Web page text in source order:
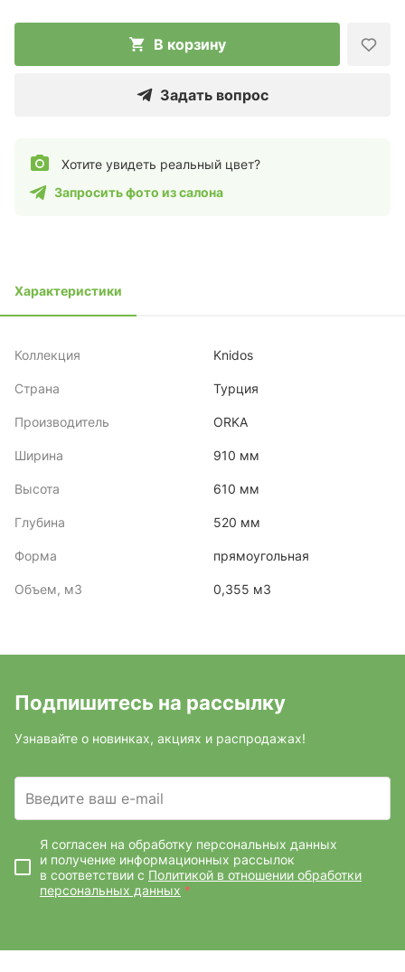
В корзину
Задать вопрос
Хотите увидеть реальный цвет?
Запросить фото из салона
Характеристики
Коллекция Knidos
Страна Турция
Производитель ORKA
Ширина 910 мм
Высота 610 мм
Глубина 520 мм
Форма прямоугольная
Объем, м3 0,355 м3
Подпишитесь на рассылку
Узнавайте о новинках, акциях и распродажах!
Введите ваш e-mail
Я согласен на обработку персональных данных
и получение информационных рассылок
в соответствии с Политикой в отношении обработки
персональных данных *